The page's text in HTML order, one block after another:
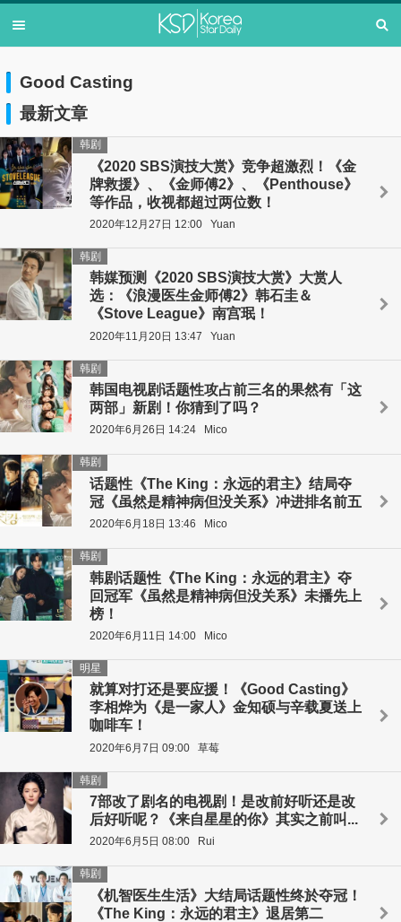
Good Casting
最新文章
《2020 SBS演技大赏》竞争超激烈！《金
牌救援》、《金师傅2》、《Penthouse》
等作品，收视都超过两位数！
韩剧
2020年12月27日 12:00 Yuan
韩媒预测《2020 SBS演技大赏》大赏人
选：《浪漫医生金师傅2》韩石圭＆
《Stove League》南宫珉！
韩剧
2020年11月20日 13:47 Yuan
韩国电视剧话题性攻占前三名的果然有「这
两部」新剧！你猜到了吗？
韩剧
2020年6月26日 14:24 Mico
话题性《The King：永远的君主》结局夺
冠《虽然是精神病但没关系》冲进排名前五
韩剧
2020年6月18日 13:46 Mico
韩剧话题性《The King：永远的君主》夺
回冠军《虽然是精神病但没关系》未播先上
榜！
韩剧
2020年6月11日 14:00 Mico
就算对打还是要应援！《Good Casting》
李相烨为《是一家人》金知硕与辛载夏送上
咖啡车！
明星
2020年6月7日 09:00 草莓
7部改了剧名的电视剧！是改前好听还是改
后好听呢？《来自星星的你》其实之前叫...
韩剧
2020年6月5日 08:00 Rui
《机智医生生活》大结局话题性终於夺冠！
《The King：永远的君主》退居第二
韩剧